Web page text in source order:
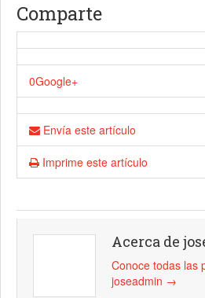
Comparte
0Google+
Envía este artículo
Imprime este artículo
Acerca de
Conoce todas las
joseadmin →